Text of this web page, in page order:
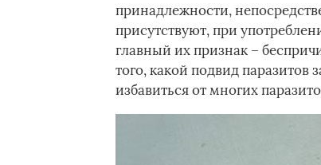
принадлежности,
присутствуют, при
главный их признак –
того, какой подвид паразитов
избавиться от многих